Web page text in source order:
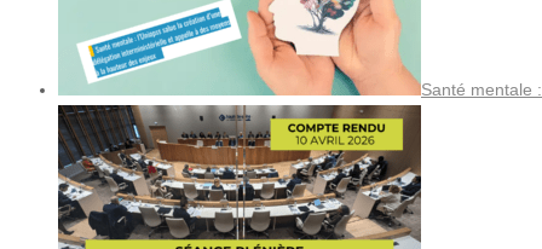
Santé mentale